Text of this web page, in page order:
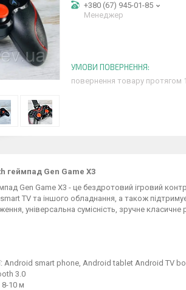
+380 (67) 945-01-85
Менеджер
повернення товару протягом
геймпад Gen Game X3
Gen Game X3 - це бездротовий ігровий
TV та іншого обладнання, а також
універсальна сумісність, зручне
Android smart phone, Android tablet Android TV
3.0
8-10 м